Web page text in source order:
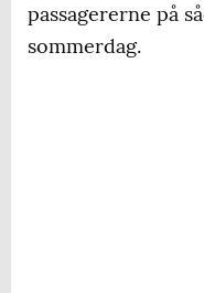
passagererne på
sommerdag.